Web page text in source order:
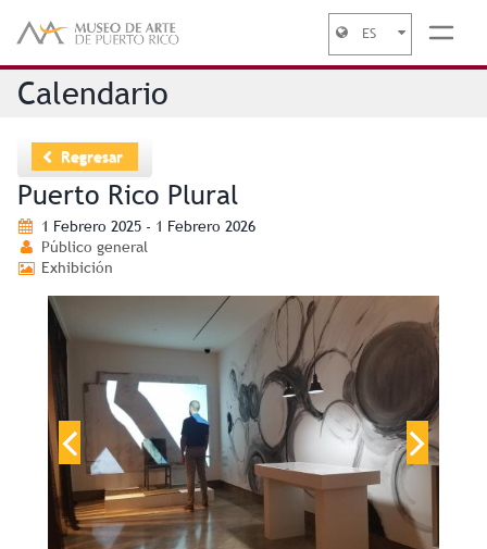
ES
Calendario
Regresar
Puerto Rico Plural
1 Febrero 2025 - 1 Febrero 2026
Público general
Exhibición